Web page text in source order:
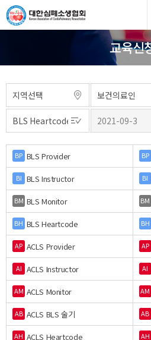
교육신
BP BLS Provider BP
BI BLS Instructor BI
BM BLS Monitor BM
BH BLS Heartcode BH
AP ACLS Provider AP
AI ACLS Instructor AI
AM ACLS Monitor AM
AB ACLS BLS 술기 AB
AH ACLS Heartcode AH